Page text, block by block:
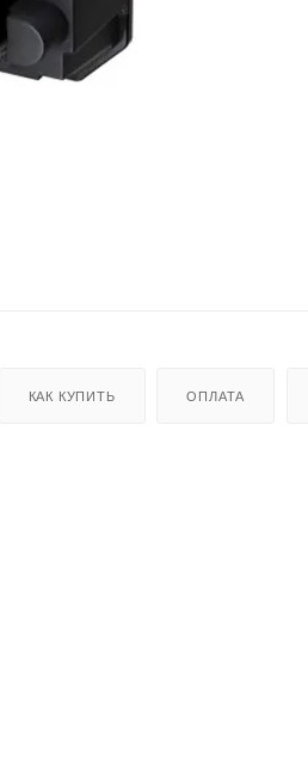
КАК КУПИТЬ ОПЛАТА